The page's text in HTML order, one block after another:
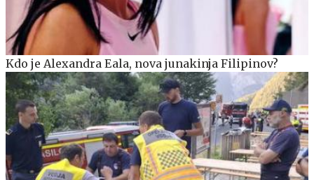
Kdo je Alexandra Eala, nova junakinja Filipinov?